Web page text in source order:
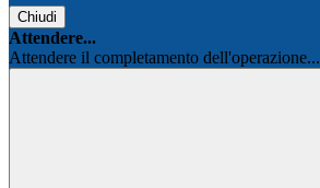
Chiudi
Attendere...
Attendere il completamento dell'operazione...